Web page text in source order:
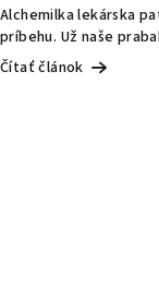
Alchemilka lekárska
príbehu. Už naše
Čítať článok